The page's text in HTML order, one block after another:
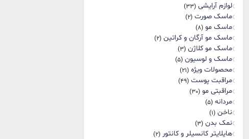
لوازم آرایشی (33)
ماسک صورت (2)
ماسک مو (8)
ماسک مو آرگان و کراتین (2)
ماسک مو کلاژن (3)
ماسک و لوسیون (5)
محصولات ویژه (21)
مراقبت پوست (49)
مراقبتی مو (30)
مردانه (5)
ناخن (1)
نمک بدن (3)
هایلایتر کانسیلر و کانتور (2)